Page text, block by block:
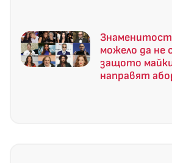
можело да не
защото
направят